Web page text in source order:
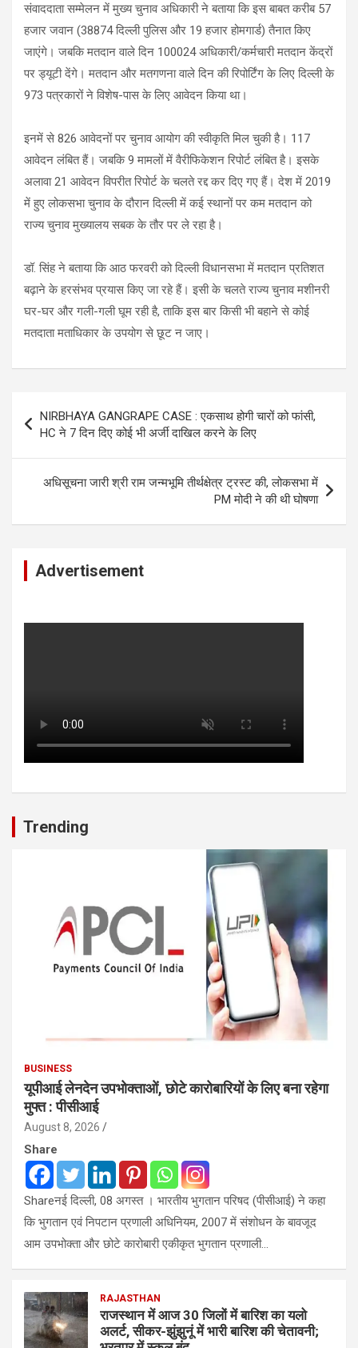
संवाददाता सम्मेलन में मुख्य चुनाव अधिकारी ने बताया कि इस बाबत करीब 57
हजार जवान (38874 दिल्ली पुलिस और 19 हजार होमगार्ड) तैनात किए
जाएंगे। जबकि मतदान वाले दिन 100024 अधिकारी/कर्मचारी मतदान केंद्रों
पर ड्यूटी देंगे। मतदान और मतगणना वाले दिन की रिपोर्टिंग के लिए दिल्ली के
973 पत्रकारों ने विशेष-पास के लिए आवेदन किया था।
इनमें से 826 आवेदनों पर चुनाव आयोग की स्वीकृति मिल चुकी है। 117
आवेदन लंबित हैं। जबकि 9 मामलों में वैरीफिकेशन रिपोर्ट लंबित है। इसके
अलावा 21 आवेदन विपरीत रिपोर्ट के चलते रद्द कर दिए गए हैं। देश में 2019
में हुए लोकसभा चुनाव के दौरान दिल्ली में कई स्थानों पर कम मतदान को
राज्य चुनाव मुख्यालय सबक के तौर पर ले रहा है।
डॉ. सिंह ने बताया कि आठ फरवरी को दिल्ली विधानसभा में मतदान प्रतिशत
बढ़ाने के हरसंभव प्रयास किए जा रहे हैं। इसी के चलते राज्य चुनाव मशीनरी
घर-घर और गली-गली घूम रही है, ताकि इस बार किसी भी बहाने से कोई
मतदाता मताधिकार के उपयोग से छूट न जाए।
navigation
NIRBHAYA GANGRAPE CASE : एकसाथ होगी चारों को फांसी,
HC ने 7 दिन दिए कोई भी अर्जी दाखिल करने के लिए
अधिसूचना जारी श्री राम जन्मभूमि तीर्थक्षेत्र ट्रस्ट की, लोकसभा में
PM मोदी ने की थी घोषणा
Advertisement
Trending
BUSINESS
यूपीआई लेनदेन उपभोक्ताओं, छोटे कारोबारियों के लिए बना रहेगा
मुफ्त : पीसीआई
August 8, 2026
Share
Shareनई दिल्ली, 08 अगस्त । भारतीय भुगतान परिषद (पीसीआई) ने कहा
कि भुगतान एवं निपटान प्रणाली अधिनियम, 2007 में संशोधन के बावजूद
आम उपभोक्ता और छोटे कारोबारी एकीकृत भुगतान प्रणाली…
RAJASTHAN
राजस्थान में आज 30 जिलों में बारिश का यलो
अलर्ट, सीकर-झुंझुनूं में भारी बारिश की चेतावनी;